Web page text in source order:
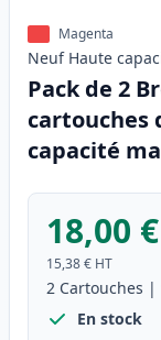
Magenta
Neuf Haute
Pack de 2
cartouches
capacité
18,00 €
15,38 € HT
2 Cartouches |
En stock